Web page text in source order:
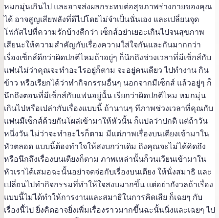
หมกมุ่นเกินไป และอาจส่งผลกระทบต่อสุขภาพร่างกายของคุณ
ได้ อาจสูญเสียพลังที่ดีไปโดยไม่จำเป็นนั่นเอง และเปลี่ยนจุด
โฟกัสไปที่ความรักบ้างดีกว่า เซ็กส์อย่าเยอะเกินไปจนสุขภาพ
เสียนะให้ความสำคัญกับเรื่องความใส่ใจกันและกันมากกว่า
เรื่องเซ็กส์ดีกว่าผิดปกติไหมถ้าอยู่ๆ ก็นึกถึงช่วงเวลาที่มีเซ็กส์กับ
แฟนไม่ว่าคุณจะทำอะไรอยู่ก็ตาม จะอยู่คนเดียว ไปทำงาน กิน
ข้าว หรือเรียกได้ว่าทำกิจกรรมอื่นๆ นอกจากมีเซ็กส์ แล้วอยู่ๆ ก็
นึกถึงตอนที่มีเซ็กส์กับแฟนอยู่นั้น เรียกว่าผิดปกติไหม หมกมุ่น
เกินไปหรือเปล่ากับเรื่องแบบนี้ ถ้านานๆ ทีภาพช่วงเวลาที่คุณกับ
แฟนมีเซ็กส์ด้วยกันโผล่เข้ามาให้หัวนั้น ก็แปลว่าปกติ แต่ถ้าวัน
หนึ่งวัน ไม่ว่าจะทำอะไรก็ตาม มีแต่ภาพเรื่องบนเตียงเข้ามาใน
หัวตลอด แบบนี้ต้องทำใจให้สงบกว่าเดิม ถึงคุณจะไม่ได้คิดถึง
หรือนึกถึงเรื่องบนเตียงก็ตาม ภาพเหล่านั้นก็วนเวียนเข้ามาใน
หัวเราได้เสมอฉะนั้นอย่าจดจ่อกับเรื่องบนเตียง ให้นั่งสมาธิ และ
เปลี่ยนไปทำกิจกรรมที่ทำให้ใจสงบมากขึ้น แต่อย่ากังวลถ้าเรื่อง
แบบนี้ไม่ได้ทำให้การงานและสมาธิในการคิดเสีย ก็เฉยๆ กับ
เรื่องนี้ไป ยิ่งคิดอาจยิ่งเพิ่มเรื่องราวมากขึ้นฉะนั้นนิ่งและเฉยๆ ไป